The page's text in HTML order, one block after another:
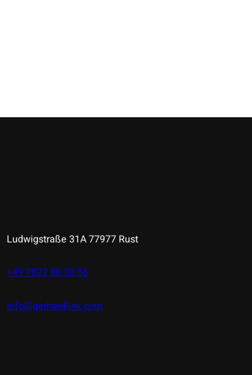
Ludwigstraße 31A 77977 Rust
+49 7822 86 50 56
info@gerhardlink.com